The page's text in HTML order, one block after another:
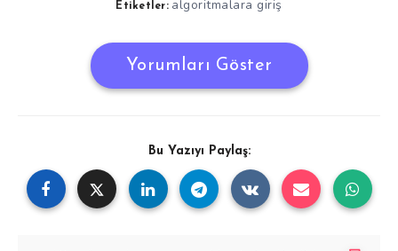
Etiketler: algoritmalara giriş
Yorumları Göster
Bu Yazıyı Paylaş: